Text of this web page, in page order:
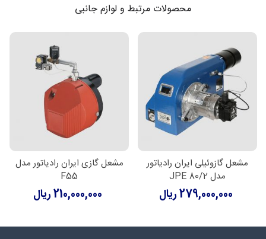
محصولات مرتبط و لوازم جانبی
مشعل گازوئیلی ایران رادیاتور
مدل JPE 80/2
279,000,000 ریال
مشعل گازی ایران رادیاتور مدل
F55
210,000,000 ریال